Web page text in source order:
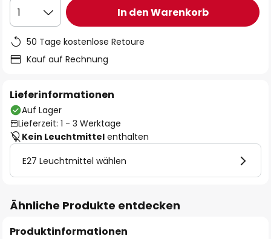
1 In den Warenkorb
50 Tage kostenlose Retoure
Kauf auf Rechnung
Lieferinformationen
Auf Lager
Lieferzeit: 1 - 3 Werktage
Kein Leuchtmittel enthalten
E27 Leuchtmittel wählen
Ähnliche Produkte entdecken
Produktinformationen